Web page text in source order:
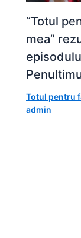
“Totul
mea”
Totul pentru
admin